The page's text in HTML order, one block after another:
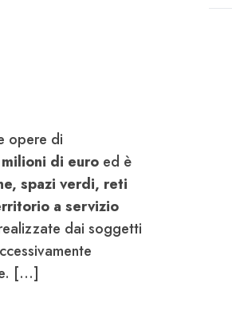
opere di
di euro ed è
spazi verdi, reti
a servizio
dai soggetti
[...]